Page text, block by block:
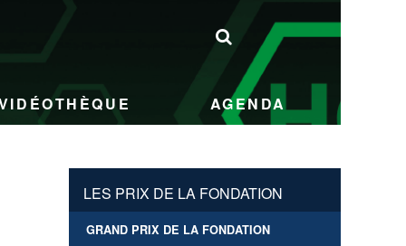
AGENDA
LES PRIX DE LA FONDATION
GRAND PRIX DE LA FONDATION